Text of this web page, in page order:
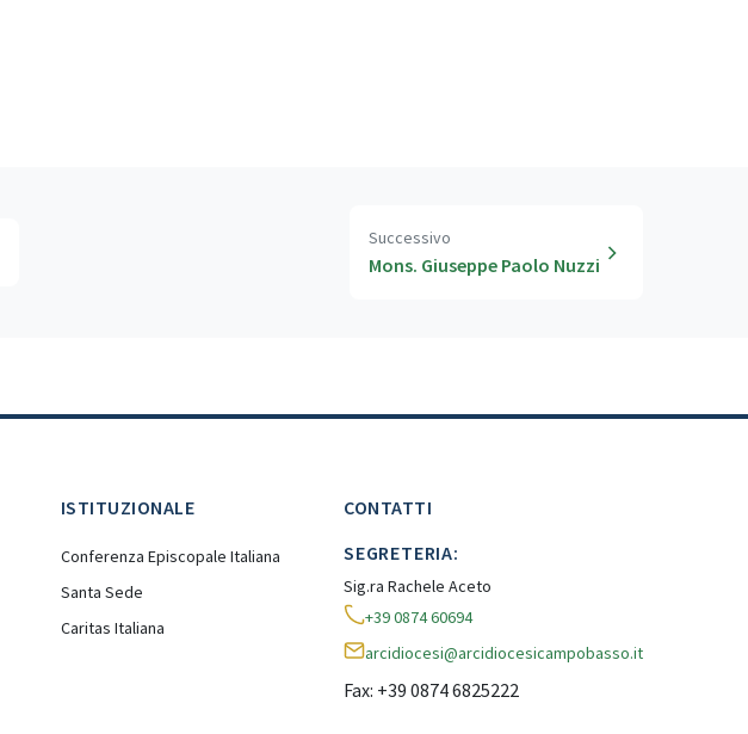
Successivo
Mons. Giuseppe Paolo Nuzzi
ISTITUZIONALE
Conferenza Episcopale Italiana
Santa Sede
Caritas Italiana
CONTATTI
SEGRETERIA:
Sig.ra Rachele Aceto
+39 0874 60694
arcidiocesi@arcidiocesicampobasso.it
Fax: +39 0874 6825222